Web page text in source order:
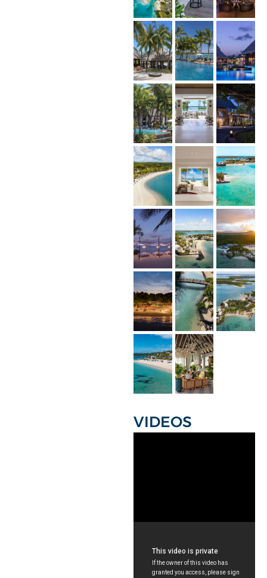
VIDEOS